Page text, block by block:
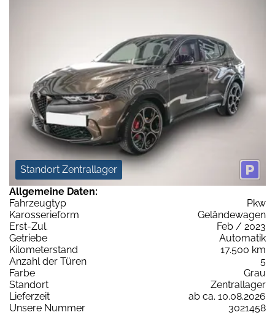
Standort Zentrallager
Allgemeine Daten:
Fahrzeugtyp
Pkw
Karosserieform
Geländewagen
Erst-Zul.
Feb / 2023
Getriebe
Automatik
Kilometerstand
17.500 km
Anzahl der Türen
5
Farbe
Grau
Standort
Zentrallager
Lieferzeit
ab ca. 10.08.2026
Unsere Nummer
3021458